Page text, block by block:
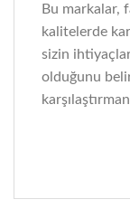
Bu markalar,
kalitelerde
sizin
olduğunu